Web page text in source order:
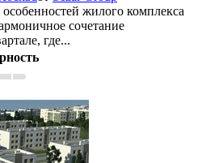
жилого комплекса
сочетание
где...